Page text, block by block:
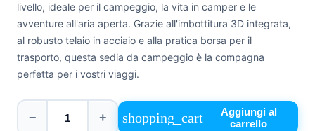
livello, ideale per il campeggio, la vita in camper e le
avventure all'aria aperta. Grazie all'imbottitura 3D integrata,
al robusto telaio in acciaio e alla pratica borsa per il
trasporto, questa sedia da campeggio è la compagna
perfetta per i vostri viaggi.
− + shopping_cart
Aggiungi al
carrello